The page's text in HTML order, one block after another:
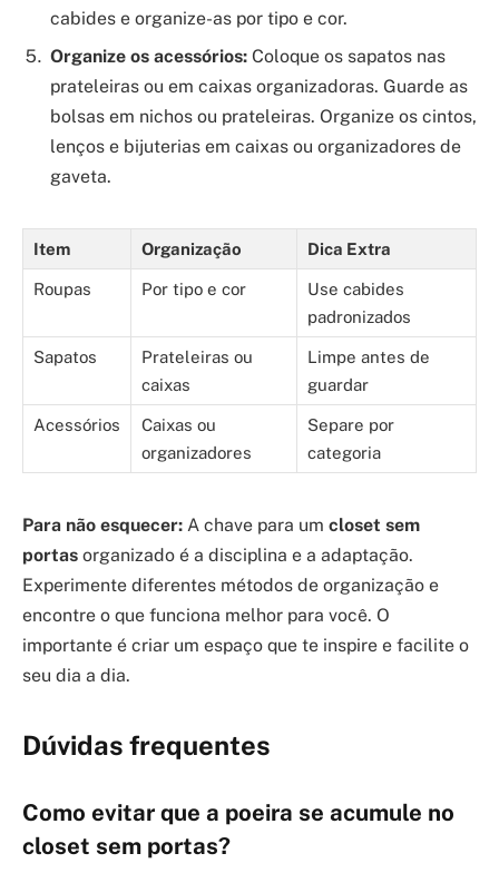
cabides e organize-as por tipo e cor.
Organize os acessórios: Coloque os sapatos nas
prateleiras ou em caixas organizadoras. Guarde as
bolsas em nichos ou prateleiras. Organize os cintos,
lenços e bijuterias em caixas ou organizadores de
gaveta.
Item Organização Dica Extra
Roupas Por tipo e cor
Use cabides
padronizados
Sapatos
Prateleiras ou
caixas
Limpe antes de
guardar
Acessórios
Caixas ou
organizadores
Separe por
categoria
Para não esquecer: A chave para um closet sem
portas organizado é a disciplina e a adaptação.
Experimente diferentes métodos de organização e
encontre o que funciona melhor para você. O
importante é criar um espaço que te inspire e facilite o
seu dia a dia.
Dúvidas frequentes
Como evitar que a poeira se acumule no
closet sem portas?